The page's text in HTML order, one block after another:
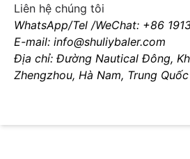
Liên hệ chúng tôi
WhatsApp/Tel /WeChat: +86
E-mail: info@shuliybaler.com
Địa chỉ: Đường Nautical Đông,
Zhengzhou, Hà Nam, Trung Quốc